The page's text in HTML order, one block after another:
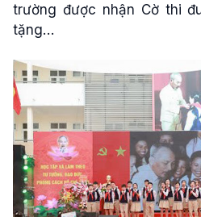
trường được nhận Cờ thi
tặng…